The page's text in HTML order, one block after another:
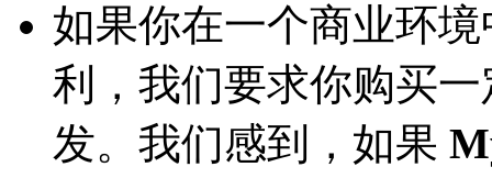
如果你在一个商业环
利，我们要求你购买
发。我们感到，如果